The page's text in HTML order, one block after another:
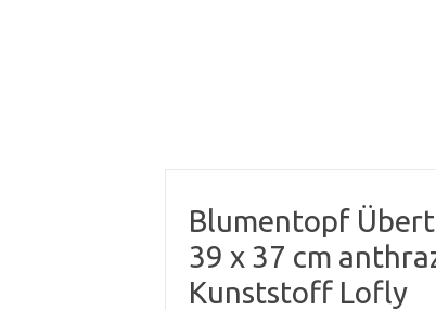
Blumentopf
39 x 37 cm
Kunststoff Lofly